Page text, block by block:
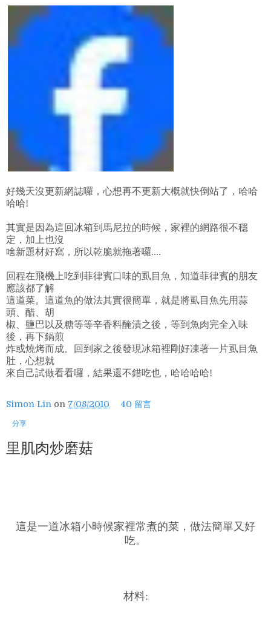
好幾天沒更新網誌囉，心想再不更新大概就快倒站了，哈哈
哈哈!
其實是因為這回冰箱到馬尼拉的時候，家裡的網路很不穩
定，加上也沒
啥新題材好寫，所以乾脆就拖著囉....
回程在飛機上吃到菲律賓口味的虱目魚，知道菲律賓的朋友
應該都了解
這道菜。這道魚的做法其實很簡單，就是將虱目魚先用蒜
頭、醋、胡
椒、鹽巴以及糖等等辛香料醃漬之後，等到魚肉完全入味
後，再下鍋煎
炸或燒烤而成。回到家之後發現冰箱裡剛好凍著一片虱目魚
肚，心想就
來自己試做看看囉，結果還不錯吃也，哈哈哈哈!
Simon Lin on 7/08/2010 40 留言
分享
里肌肉炒磨菇
這是一道冰箱小時候家裡常煮的菜，做法簡單又好
吃。
材料: